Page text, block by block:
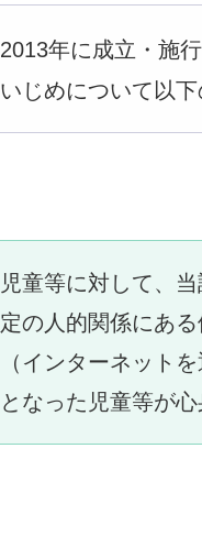
2013年に成立・施
いじめについて以下
児童等に対して、
定の人的関係にあ
（インターネット
となった児童等が